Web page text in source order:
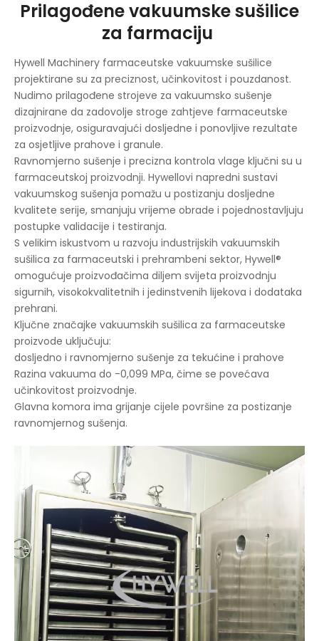
Prilagođene vakuumske sušilice
za farmaciju
Hywell Machinery farmaceutske vakuumske sušilice
projektirane su za preciznost, učinkovitost i pouzdanost.
Nudimo prilagođene strojeve za vakuumsko sušenje
dizajnirane da zadovolje stroge zahtjeve farmaceutske
proizvodnje, osiguravajući dosljedne i ponovljive rezultate
za osjetljive prahove i granule.
Ravnomjerno sušenje i precizna kontrola vlage ključni su u
farmaceutskoj proizvodnji. Hywellovi napredni sustavi
vakuumskog sušenja pomažu u postizanju dosljedne
kvalitete serije, smanjuju vrijeme obrade i pojednostavljuju
postupke validacije i testiranja.
S velikim iskustvom u razvoju industrijskih vakuumskih
sušilica za farmaceutski i prehrambeni sektor, Hywell®
omogućuje proizvođačima diljem svijeta proizvodnju
sigurnih, visokokvalitetnih i jedinstvenih lijekova i dodataka
prehrani.
Ključne značajke vakuumskih sušilica za farmaceutske
proizvode uključuju:
dosljedno i ravnomjerno sušenje za tekućine i prahove
Razina vakuuma do -0,099 MPa, čime se povećava
učinkovitost proizvodnje.
Glavna komora ima grijanje cijele površine za postizanje
ravnomjernog sušenja.